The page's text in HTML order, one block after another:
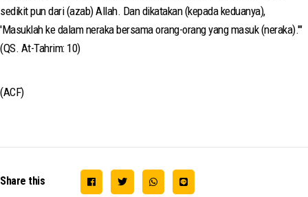
sedikit pun dari (azab) Allah. Dan dikatakan (kepada keduanya),
'Masuklah ke dalam neraka bersama orang-orang yang masuk (neraka).'"
(QS. At-Tahrim: 10)
(ACF)
Share this